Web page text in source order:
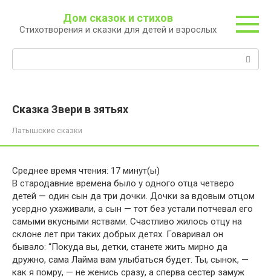
контенту
Дом сказок и стихов
Стихотворения и сказки для детей и взрослых
Сказка Звери в зятьях
Латышские сказки
Среднее время чтения: 17 минут(ы)
В стародавние времена было у одного отца четверо
детей — один сын да три дочки. Дочки за вдовым отцом
усердно ухаживали, а сын — тот без устали потчевал его
самыми вкусными яствами. Счастливо жилось отцу на
склоне лет при таких добрых детях. Говаривал он
бывало: “Покуда вы, детки, станете жить мирно да
дружно, сама Лайма вам улыбаться будет. Ты, сынок, —
как я помру, — не женись сразу, а сперва сестер замуж